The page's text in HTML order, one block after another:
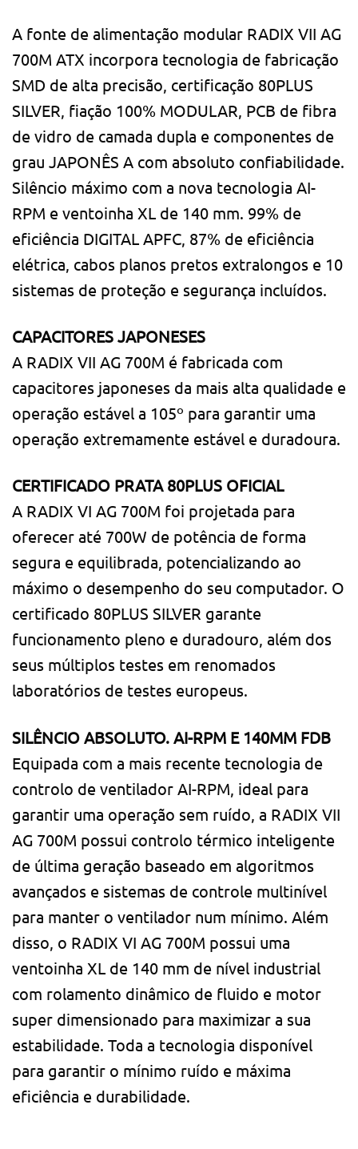
A fonte de alimentação modular RADIX VII AG
700M ATX incorpora tecnologia de fabricação
SMD de alta precisão, certificação 80PLUS
SILVER, fiação 100% MODULAR, PCB de fibra
de vidro de camada dupla e componentes de
grau JAPONÊS A com absoluto confiabilidade.
Silêncio máximo com a nova tecnologia AI-
RPM e ventoinha XL de 140 mm. 99% de
eficiência DIGITAL APFC, 87% de eficiência
elétrica, cabos planos pretos extralongos e 10
sistemas de proteção e segurança incluídos.
CAPACITORES JAPONESES
A RADIX VII AG 700M é fabricada com
capacitores japoneses da mais alta qualidade e
operação estável a 105º para garantir uma
operação extremamente estável e duradoura.
CERTIFICADO PRATA 80PLUS OFICIAL
A RADIX VI AG 700M foi projetada para
oferecer até 700W de potência de forma
segura e equilibrada, potencializando ao
máximo o desempenho do seu computador. O
certificado 80PLUS SILVER garante
funcionamento pleno e duradouro, além dos
seus múltiplos testes em renomados
laboratórios de testes europeus.
SILÊNCIO ABSOLUTO. AI-RPM E 140MM FDB
Equipada com a mais recente tecnologia de
controlo de ventilador AI-RPM, ideal para
garantir uma operação sem ruído, a RADIX VII
AG 700M possui controlo térmico inteligente
de última geração baseado em algoritmos
avançados e sistemas de controle multinível
para manter o ventilador num mínimo. Além
disso, o RADIX VI AG 700M possui uma
ventoinha XL de 140 mm de nível industrial
com rolamento dinâmico de fluido e motor
super dimensionado para maximizar a sua
estabilidade. Toda a tecnologia disponível
para garantir o mínimo ruído e máxima
eficiência e durabilidade.